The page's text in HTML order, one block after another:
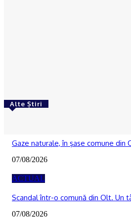
Alte Știri
Gaze naturale, în şase comune din
07/08/2026
ACTUAL
Scandal într-o comună din Olt. Un
07/08/2026